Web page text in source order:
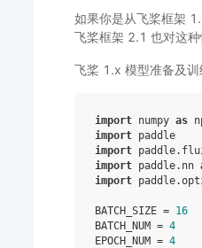
如果你是从飞桨框架
飞桨框架 2.1 也对这
飞桨 1.x 模型准备及
import numpy as
import paddle
import
import paddle.nn
import
BATCH_SIZE = 16
BATCH_NUM = 4
EPOCH_NUM = 4